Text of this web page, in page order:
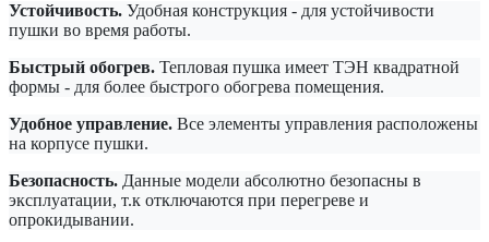
Устойчивость. Удобная конструкция - для устойчивости
пушки во время работы.
Быстрый обогрев. Тепловая пушка имеет ТЭН квадратной
формы - для более быстрого обогрева помещения.
Удобное управление. Все элементы управления расположены
на корпусе пушки.
Безопасность. Данные модели абсолютно безопасны в
эксплуатации, т.к отключаются при перегреве и
опрокидывании.